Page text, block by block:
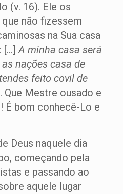
(v. 16). Ele os
não fizessem
na Sua casa
[…]A minha casa será
nações casa de
feito covil de
Que Mestre ousado e
É bom conhecê-Lo e
Deus naquele dia
começando pela
e passando ao
aquele lugar